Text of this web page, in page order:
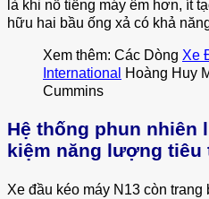
là khi nổ tiếng máy êm hơn, ít
hữu hai bầu ống xả có khả
Xem thêm: Các Dòng Xe
International
Hoàng Huy
Cummins
Hệ thống phun nhiên
kiệm năng lượng tiêu
Xe đầu kéo máy N13 còn